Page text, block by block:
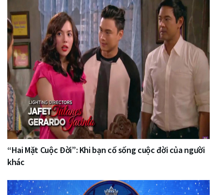
“Hai Mặt Cuộc Đời”: Khi bạn cố sống cuộc đời của người
khác